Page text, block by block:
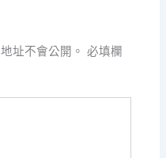
址不會公開。 必填欄